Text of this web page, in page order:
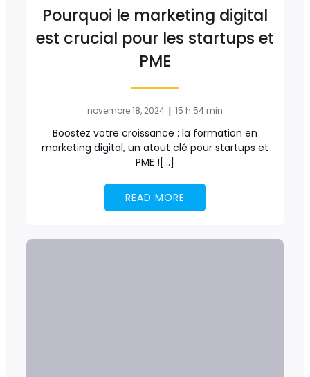
Pourquoi le marketing digital
est crucial pour les startups et
PME
novembre 18, 2024 | 15 h 54 min
Boostez votre croissance : la formation en
marketing digital, un atout clé pour startups et
PME ![…]
READ MORE